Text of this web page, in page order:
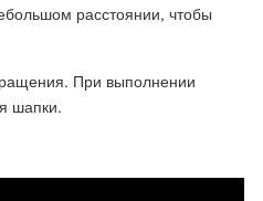
расстоянии, чтобы
При выполнении
шапки.